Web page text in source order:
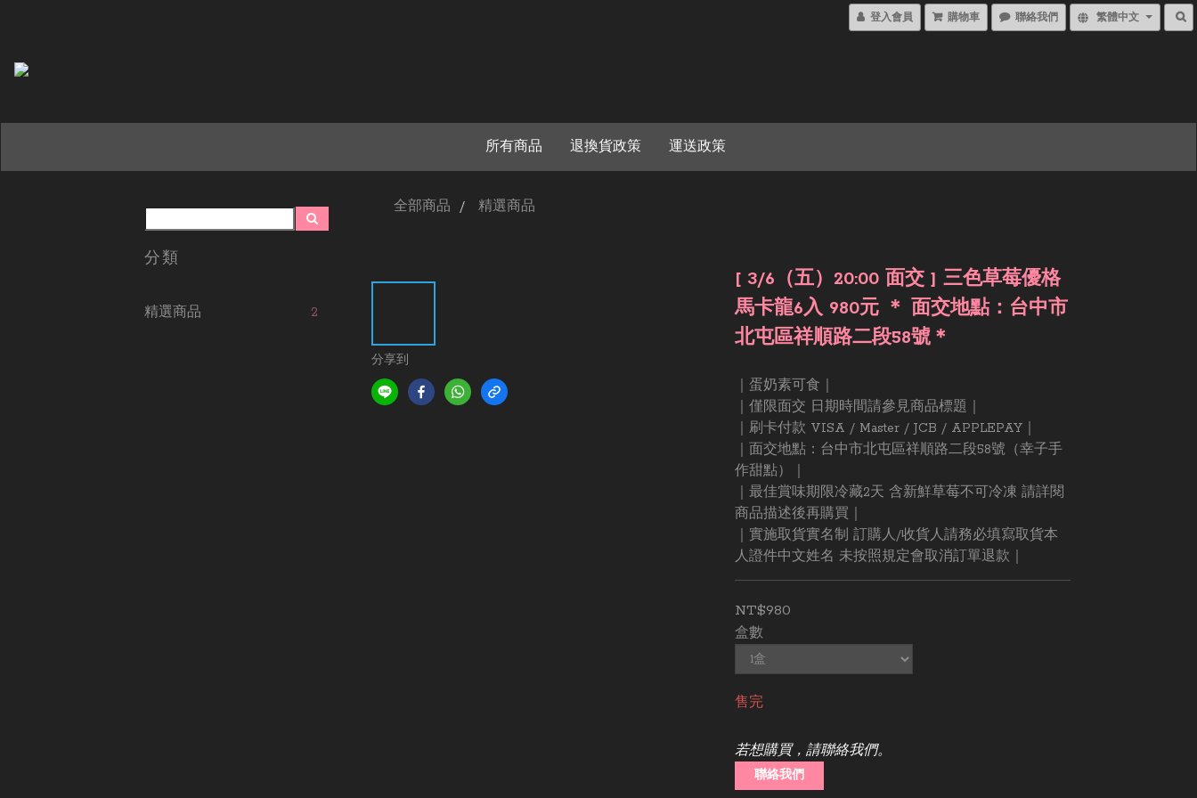
登入會員 購物車 聯絡我們 繁體中文
所有商品 退換貨政策 運送政策
分類
精選商品 2
全部商品 精選商品
分享到
[ 3/6（五）20:00 面交 ] 三色草莓優格
馬卡龍6入 980元 ＊ 面交地點：台中市
北屯區祥順路二段58號＊
｜蛋奶素可食｜
｜僅限面交 日期時間請參見商品標題｜
｜刷卡付款 VISA / Master / JCB / APPLEPAY｜
｜面交地點：台中市北屯區祥順路二段58號（幸子手
作甜點）｜
｜最佳賞味期限冷藏2天 含新鮮草莓不可冷凍 請詳閱
商品描述後再購買｜
｜實施取貨實名制 訂購人/收貨人請務必填寫取貨本
人證件中文姓名 未按照規定會取消訂單退款｜
NT$980
盒數
售完
若想購買，請聯絡我們。
聯絡我們